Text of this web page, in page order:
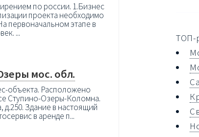
по россии. 1.Бизнес
проекта необходимо
первоначальном этапе в
...
мос. обл.
объекта. Расположено
Ступино-Озеры-Коломна.
Здание в настоящий
в аренде п...
ТОП-